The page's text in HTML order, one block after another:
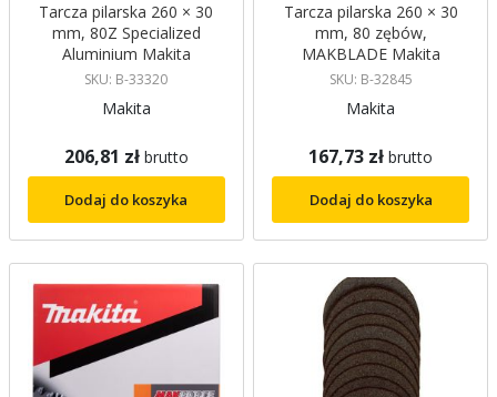
Tarcza pilarska 260 × 30
mm, 80Z Specialized
Aluminium Makita
SKU: B-33320
Makita
206,81 zł brutto
Dodaj do koszyka
Tarcza pilarska 260 × 30
mm, 80 zębów,
MAKBLADE Makita
SKU: B-32845
Makita
167,73 zł brutto
Dodaj do koszyka